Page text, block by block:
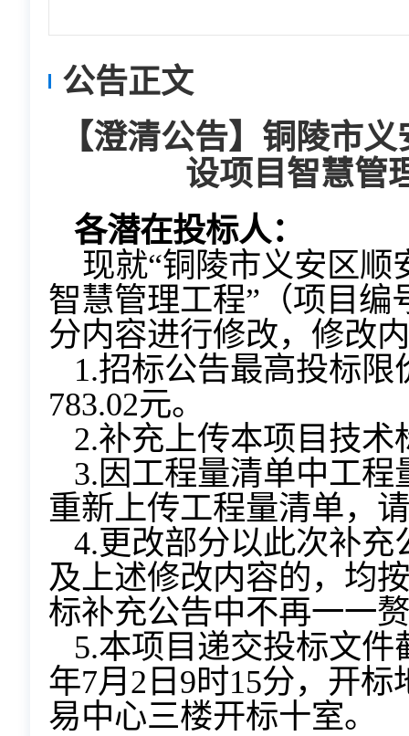
公告正文
【澄清公告】铜陵市
设项目智慧管
各潜在投标人：
现就“铜陵市义安区
智慧管理工程”（项目编
分内容进行修改，修改
1.招标公告最高投标限
783.02元。
2.补充上传本项目技术
3.因工程量清单中工
重新上传工程量清单，
4.更改部分以此次补
及上述修改内容的，均
标补充公告中不再一一
5.本项目递交投标文件
年7月2日9时15分，开
易中心三楼开标十室。